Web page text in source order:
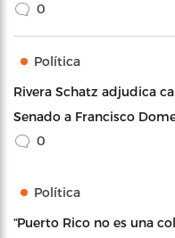
0
Política
Rivera Schatz adjudica
Senado a Francisco
0
Política
“Puerto Rico no es una